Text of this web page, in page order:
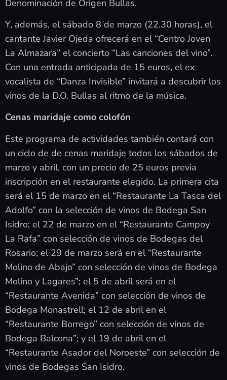
Denominación de Origen Bullas.
Y, además, el sábado 8 de marzo (22.30 horas), el
cantante Javier Ojeda ofrecerá en el “Centro Joven
La Almazara” el concierto “Las canciones del vino”.
Con una entrada anticipada de 15 euros, el ex
vocalista de “Danza Invisible” invitará a descubrir los
vinos de la D.O. Bullas al ritmo de la música.
Cenas maridaje como colofón
Este programa de actividades también contará con
un ciclo de de cenas maridaje todos los sábados de
marzo y abril, con un precio de 25 euros previa
inscripción en el restaurante elegido. La primera cita
será el 15 de marzo en el “Restaurante La Tasca del
Adolfo” con la selección de vinos de Bodega San
Isidro; el 22 de marzo en el “Restaurante Campoy
La Rafa” con selección de vinos de Bodegas del
Rosario; el 29 de marzo será en el “Restaurante
Molino de Abajo” con selección de vinos de Bodega
Molino y Lagares”; el 5 de abril será en el
“Restaurante Avenida” con selección de vinos de
Bodega Monastrell; el 12 de abril en el
“Restaurante Borrego” con selección de vinos de
Bodega Balcona”; y el 19 de abril en el
“Restaurante Asador del Noroeste” con selección de
vinos de Bodegas San Isidro.